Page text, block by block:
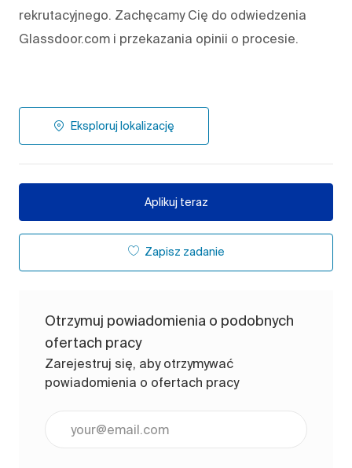
rekrutacyjnego. Zachęcamy Cię do odwiedzenia
Glassdoor.com i przekazania opinii o procesie.
Eksploruj lokalizację
Aplikuj teraz
Zapisz zadanie
Otrzymuj powiadomienia o podobnych
ofertach pracy
Zarejestruj się, aby otrzymywać
powiadomienia o ofertach pracy